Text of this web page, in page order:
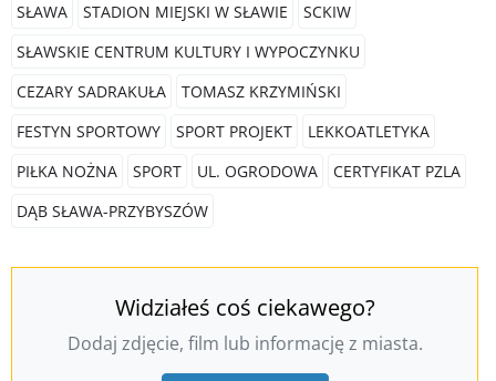
SŁAWA STADION MIEJSKI W SŁAWIE
SCKIW
SŁAWSKIE CENTRUM KULTURY I WYPOCZYNKU
CEZARY SADRAKUŁA
TOMASZ KRZYMIŃSKI
FESTYN SPORTOWY
SPORT PROJEKT
LEKKOATLETYKA
PIŁKA NOŻNA
SPORT UL. OGRODOWA
CERTYFIKAT PZLA
DĄB SŁAWA-PRZYBYSZÓW
Widziałeś coś ciekawego?
Dodaj zdjęcie, film lub informację z miasta.